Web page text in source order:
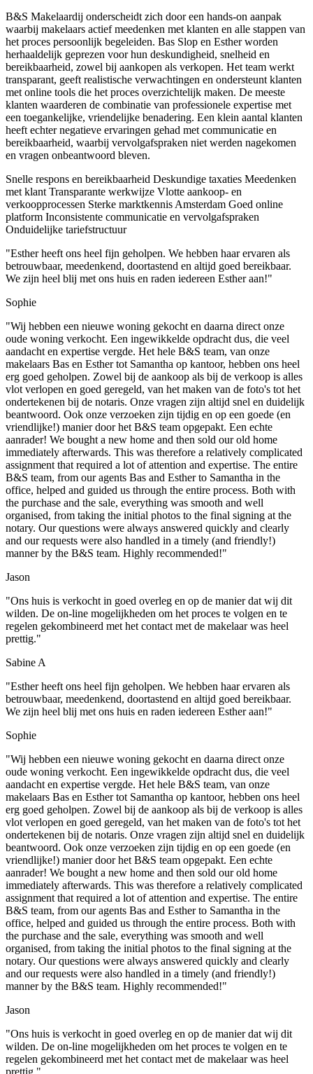
B&S Makelaardij onderscheidt zich door een hands-on aanpak
waarbij makelaars actief meedenken met klanten en alle stappen van
het proces persoonlijk begeleiden. Bas Slop en Esther worden
herhaaldelijk geprezen voor hun deskundigheid, snelheid en
bereikbaarheid, zowel bij aankopen als verkopen. Het team werkt
transparant, geeft realistische verwachtingen en ondersteunt klanten
met online tools die het proces overzichtelijk maken. De meeste
klanten waarderen de combinatie van professionele expertise met
een toegankelijke, vriendelijke benadering. Een klein aantal klanten
heeft echter negatieve ervaringen gehad met communicatie en
bereikbaarheid, waarbij vervolgafspraken niet werden nagekomen
en vragen onbeantwoord bleven.
Snelle respons en bereikbaarheid Deskundige taxaties Meedenken
met klantTransparante werkwijze Vlotte aankoop- en
verkoopprocessen Sterke marktkennis Amsterdam Goed online
platform Inconsistente communicatie en vervolgafspraken
Onduidelijke tariefstructuur
"Esther heeft ons heel fijn geholpen. We hebben haar ervaren als
betrouwbaar, meedenkend, doortastend en altijd goed bereikbaar.
We zijn heel blij met ons huis en raden iedereen Esther aan!"
Sophie
"Wij hebben een nieuwe woning gekocht en daarna direct onze
oude woning verkocht. Een ingewikkelde opdracht dus, die veel
aandacht en expertise vergde. Het hele B&S team, van onze
makelaars Bas en Esther tot Samantha op kantoor, hebben ons heel
erg goed geholpen. Zowel bij de aankoop als bij de verkoop is alles
vlot verlopen en goed geregeld, van het maken van de foto's tot het
ondertekenen bij de notaris. Onze vragen zijn altijd snel en duidelijk
beantwoord. Ook onze verzoeken zijn tijdig en op een goede (en
vriendlijke!) manier door het B&S team opgepakt. Een echte
aanrader! We bought a new home and then sold our old home
immediately afterwards. This was therefore a relatively complicated
assignment that required a lot of attention and expertise. The entire
B&S team, from our agents Bas and Esther to Samantha in the
office, helped and guided us through the entire process. Both with
the purchase and the sale, everything was smooth and well
organised, from taking the initial photos to the final signing at the
notary. Our questions were always answered quickly and clearly
and our requests were also handled in a timely (and friendly!)
manner by the B&S team. Highly recommended!"
Jason
"Ons huis is verkocht in goed overleg en op de manier dat wij dit
wilden. De on-line mogelijkheden om het proces te volgen en te
regelen gekombineerd met het contact met de makelaar was heel
prettig."
Sabine A
"Esther heeft ons heel fijn geholpen. We hebben haar ervaren als
betrouwbaar, meedenkend, doortastend en altijd goed bereikbaar.
We zijn heel blij met ons huis en raden iedereen Esther aan!"
Sophie
"Wij hebben een nieuwe woning gekocht en daarna direct onze
oude woning verkocht. Een ingewikkelde opdracht dus, die veel
aandacht en expertise vergde. Het hele B&S team, van onze
makelaars Bas en Esther tot Samantha op kantoor, hebben ons heel
erg goed geholpen. Zowel bij de aankoop als bij de verkoop is alles
vlot verlopen en goed geregeld, van het maken van de foto's tot het
ondertekenen bij de notaris. Onze vragen zijn altijd snel en duidelijk
beantwoord. Ook onze verzoeken zijn tijdig en op een goede (en
vriendlijke!) manier door het B&S team opgepakt. Een echte
aanrader! We bought a new home and then sold our old home
immediately afterwards. This was therefore a relatively complicated
assignment that required a lot of attention and expertise. The entire
B&S team, from our agents Bas and Esther to Samantha in the
office, helped and guided us through the entire process. Both with
the purchase and the sale, everything was smooth and well
organised, from taking the initial photos to the final signing at the
notary. Our questions were always answered quickly and clearly
and our requests were also handled in a timely (and friendly!)
manner by the B&S team. Highly recommended!"
Jason
"Ons huis is verkocht in goed overleg en op de manier dat wij dit
wilden. De on-line mogelijkheden om het proces te volgen en te
regelen gekombineerd met het contact met de makelaar was heel